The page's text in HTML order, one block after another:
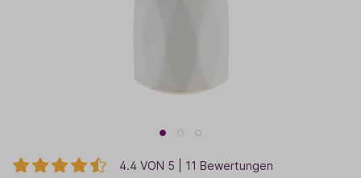
4.4 VON 5 | 11 Bewertungen